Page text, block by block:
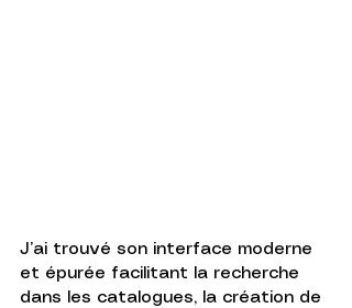
J’ai trouvé son interface moderne
et épurée facilitant la recherche
dans les catalogues, la création de